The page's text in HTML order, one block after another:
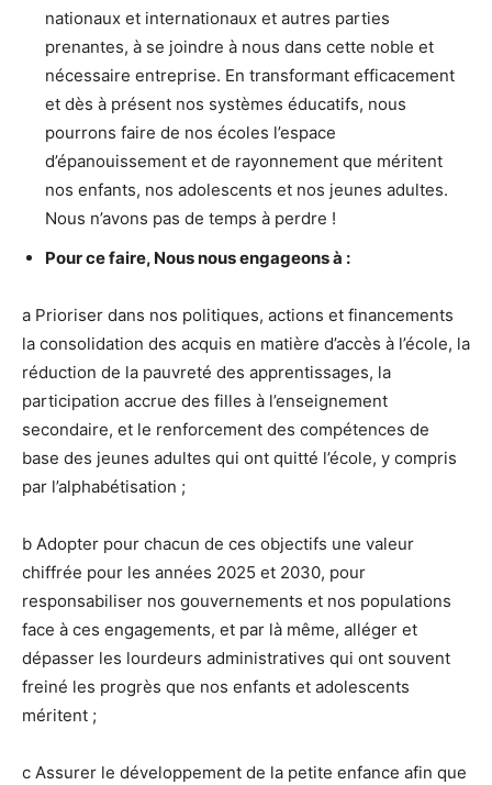
nationaux et internationaux et autres parties
prenantes, à se joindre à nous dans cette noble et
nécessaire entreprise. En transformant efficacement
et dès à présent nos systèmes éducatifs, nous
pourrons faire de nos écoles l’espace
d’épanouissement et de rayonnement que méritent
nos enfants, nos adolescents et nos jeunes adultes.
Nous n’avons pas de temps à perdre !
Pour ce faire, Nous nous engageons à :
a Prioriser dans nos politiques, actions et financements
la consolidation des acquis en matière d’accès à l’école, la
réduction de la pauvreté des apprentissages, la
participation accrue des filles à l’enseignement
secondaire, et le renforcement des compétences de
base des jeunes adultes qui ont quitté l’école, y compris
par l’alphabétisation ;
b Adopter pour chacun de ces objectifs une valeur
chiffrée pour les années 2025 et 2030, pour
responsabiliser nos gouvernements et nos populations
face à ces engagements, et par là même, alléger et
dépasser les lourdeurs administratives qui ont souvent
freiné les progrès que nos enfants et adolescents
méritent ;
c Assurer le développement de la petite enfance afin que